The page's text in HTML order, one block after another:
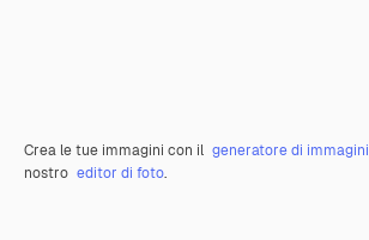
Crea le tue immagini con il generatore di immagini
nostro editor di foto.